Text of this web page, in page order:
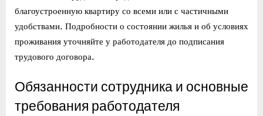
благоустроенную квартиру со всеми или с частичными
удобствами. Подробности о состоянии жилья и об условиях
проживания уточняйте у работодателя до подписания
трудового договора.
Обязанности сотрудника и основные
требования работодателя